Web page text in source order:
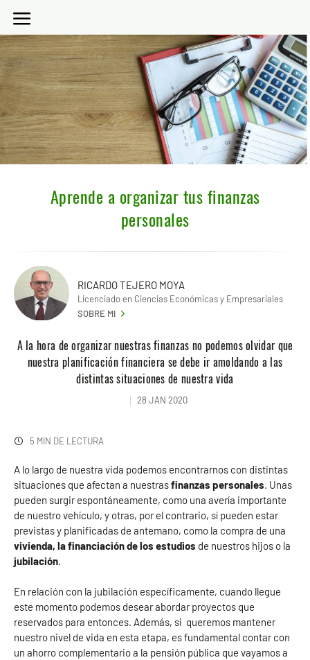
Aprende a organizar tus finanzas
personales
RICARDO TEJERO MOYA
Licenciado en Ciencias Económicas y Empresariales
SOBRE MI
A la hora de organizar nuestras finanzas no podemos olvidar que
nuestra planificación financiera se debe ir amoldando a las
distintas situaciones de nuestra vida
28 JAN 2020
5 MIN DE LECTURA
A lo largo de nuestra vida podemos encontrarnos con distintas
situaciones que afectan a nuestrasfinanzas personales. Unas
pueden surgir espontáneamente, como una avería importante
de nuestro vehículo, y otras, por el contrario, sí pueden estar
previstas y planificadas de antemano, como la compra de una
vivienda, la financiación de los estudios de nuestros hijos o la
jubilación.
En relación con la jubilación específicamente, cuando llegue
este momento podemos desear abordar proyectos que
reservados para entonces. Además, si queremos mantener
nuestro nivel de vida en esta etapa, es fundamental contar con
un ahorro complementario a la pensión pública que vayamos a